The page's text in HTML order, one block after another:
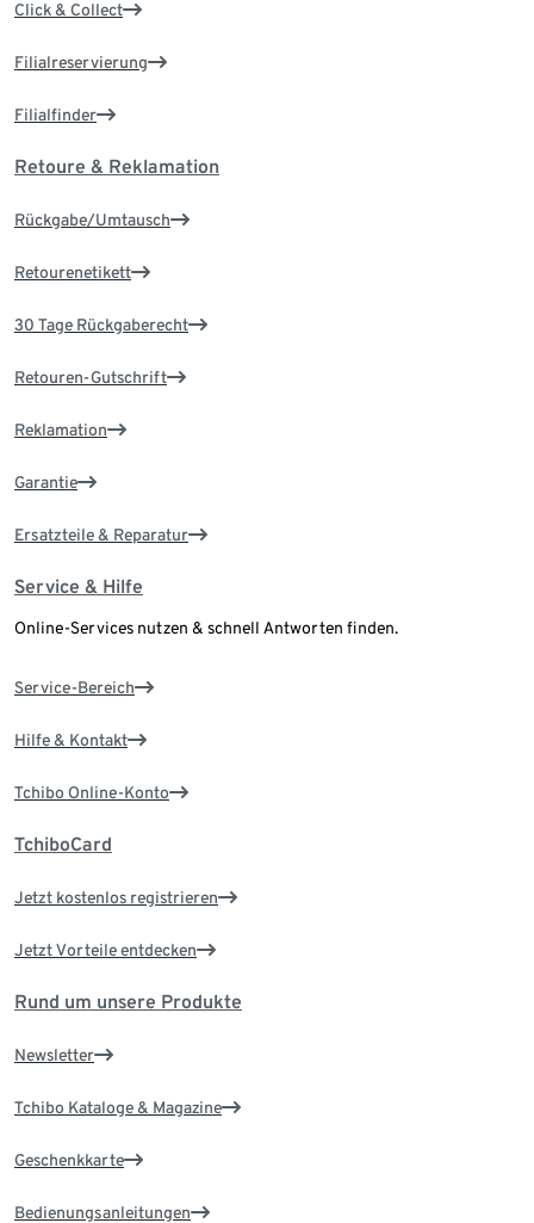
Click & Collect
Filialreservierung
Filialfinder
Retoure & Reklamation
Rückgabe/Umtausch
Retourenetikett
30 Tage Rückgaberecht
Retouren-Gutschrift
Reklamation
Garantie
Ersatzteile & Reparatur
Service & Hilfe
Online-Services nutzen & schnell Antworten finden.
Service-Bereich
Hilfe & Kontakt
Tchibo Online-Konto
TchiboCard
Jetzt kostenlos registrieren
Jetzt Vorteile entdecken
Rund um unsere Produkte
Newsletter
Tchibo Kataloge & Magazine
Geschenkkarte
Bedienungsanleitungen